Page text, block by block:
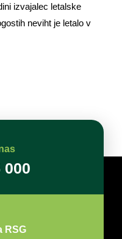
izvajalec letalske
neviht je letalo v
000
RSG